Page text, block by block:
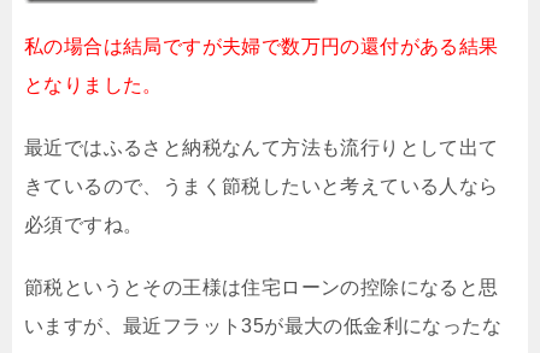
私の場合は結局ですが夫婦で数万円の還付がある結果
となりました。
最近ではふるさと納税なんて方法も流行りとして出て
きているので、うまく節税したいと考えている人なら
必須ですね。
節税というとその王様は住宅ローンの控除になると思
いますが、最近フラット35が最大の低金利になったな